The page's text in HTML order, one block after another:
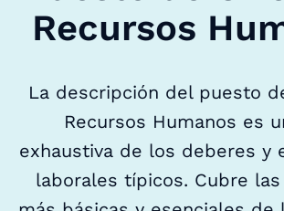
Recursos
La descripción del puesto
Recursos Humanos es
exhaustiva de los deberes y
laborales típicos. Cubre